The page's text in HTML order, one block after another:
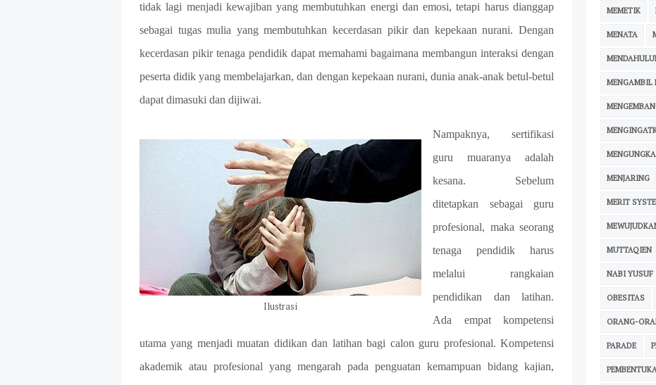
tidak lagi menjadi kewajiban yang membutuhkan energi dan emosi, tetapi harus dianggap
sebagai tugas mulia yang membutuhkan kecerdasan pikir dan kepekaan nurani. Dengan
kecerdasan pikir tenaga pendidik dapat memahami bagaimana membangun interaksi dengan
peserta didik yang membelajarkan, dan dengan kepekaan nurani, dunia anak-anak betul-betul
dapat dimasuki dan dijiwai.
Ilustrasi
Nampaknya, sertifikasi
guru muaranya adalah
kesana. Sebelum
ditetapkan sebagai guru
profesional, maka seorang
tenaga pendidik harus
melalui rangkaian
pendidikan dan latihan.
Ada empat kompetensi
utama yang menjadi muatan didikan dan latihan bagi calon guru profesional. Kompetensi
akademik atau profesional yang mengarah pada penguatan kemampuan bidang kajian,
MEMETIK
MENATA
MENGAMBIL
MENJARING
MERIT
MUTTAQIEN
NABI YUSUF
OBESITAS
ORANG-
PARADE